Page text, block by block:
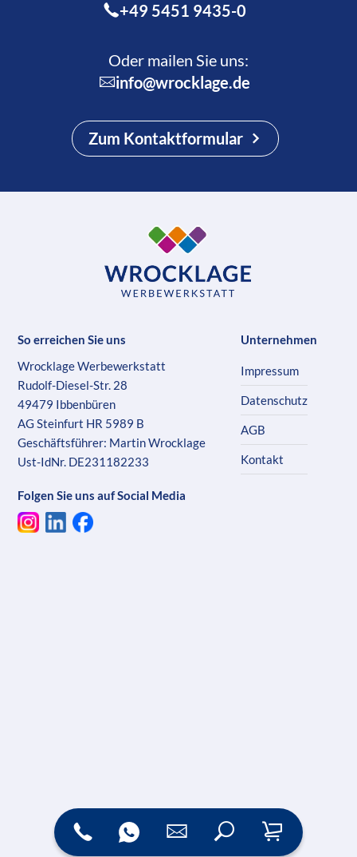
+49 5451 9435-0
Oder mailen Sie uns:
info@wrocklage.de
Zum Kontaktformular
So erreichen Sie uns
Wrocklage Werbewerkstatt
Rudolf-Diesel-Str. 28
49479 Ibbenbüren
AG Steinfurt HR 5989 B
Geschäftsführer: Martin Wrocklage
Ust-IdNr. DE231182233
Folgen Sie uns auf Social Media
Unternehmen
Impressum
Datenschutz
AGB
Kontakt